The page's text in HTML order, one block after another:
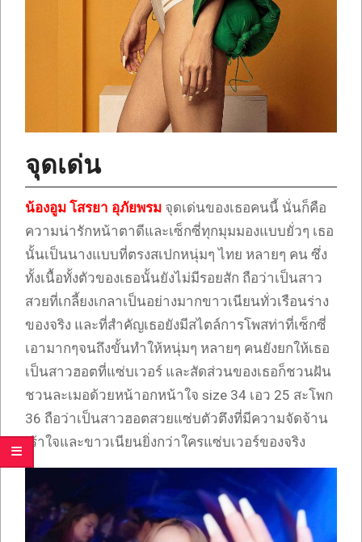
จุดเด่น
น้องอูม โสรยา อุภัยพรม จุดเด่นของเธอคนนี้ นั่นก็คือ
ความน่ารักหน้าตาดีและเซ็กซี่ทุกมุมมองแบบยั่วๆ เธอ
นั้นเป็นนางแบบที่ตรงสเปกหนุ่มๆ ไทย หลายๆ คน ซึ่ง
ทั้งเนื้อทั้งตัวของเธอนั้นยังไม่มีรอยสัก ถือว่าเป็นสาว
สวยที่เกลี้ยงเกลาเป็นอย่างมากขาวเนียนทั่วเรือนร่าง
ของจริง และที่สำคัญเธอยังมีสไตล์การโพสท่าที่เซ็กซี่
เอามากๆจนถึงขั้นทำให้หนุ่มๆ หลายๆ คนยังยกให้เธอ
เป็นสาวฮอตที่แซ่บเวอร์ และสัดส่วนของเธอก็ชวนฝัน
ชวนละเมอด้วยหน้าอกหน้าใจ size 34 เอว 25 สะโพก
36 ถือว่าเป็นสาวฮอตสวยแซ่บตัวตึงที่มีความจัดจ้าน
เร้าใจและขาวเนียนยิ่งกว่าใครแซ่บเวอร์ของจริง